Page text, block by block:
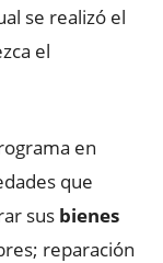
se realizó el
el
en
que
sus bienes
reparación